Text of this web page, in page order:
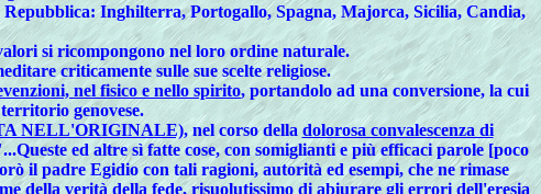
Repubblica: Inghilterra, Portogallo, Spagna, Majorca, Sicilia, Candia,
si ricompongono nel loro ordine naturale.
criticamente sulle sue scelte religiose.
nel fisico e nello spirito, portandolo ad una conversione, la cui
genovese.
NELL'ORIGINALE), nel corso della dolorosa convalescenza di
ed altre sì fatte cose, con somiglianti e più efficaci parole [poco
il padre Egidio con tali ragioni, autorità ed esempi, che ne rimase
della verità della fede, risuolutissimo di abiurare gli errori dell'eresia